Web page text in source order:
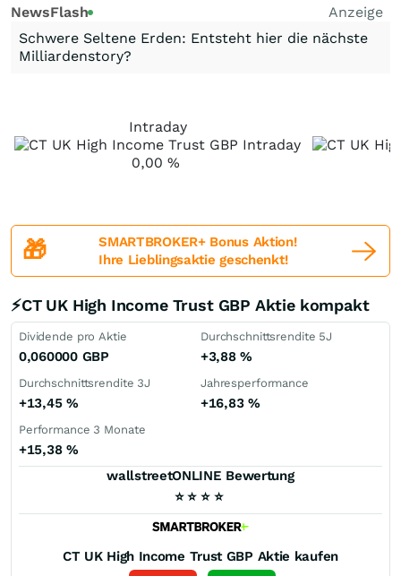
NewsFlash
Anzeige
Schwere Seltene Erden: Entsteht hier die nächste
Milliardenstory?
Intraday
0,00 %
🎁
SMARTBROKER+ Bonus Aktion!
Ihre Lieblingsaktie geschenkt!
⚡CT UK High Income Trust GBP Aktie kompakt
Dividende pro Aktie
0,060000 GBP
Durchschnittsrendite 5J
+3,88%
Durchschnittsrendite 3J
+13,45 %
Jahresperformance
+16,83 %
Performance 3 Monate
+15,38 %
wallstreetONLINE Bewertung
⭐ ⭐ ⭐ ⭐
CT UK High Income Trust GBP Aktie kaufen